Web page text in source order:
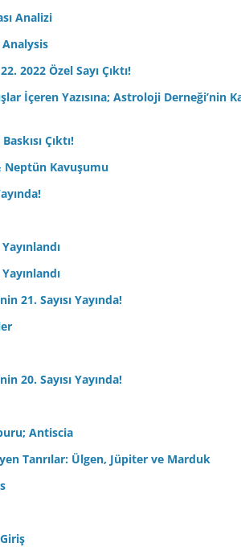
Analizi
2022 Özel Sayı Çıktı!
İçeren Yazısına; Astroloji Derneği’nin
Çıktı!
Neptün Kavuşumu
21. Sayısı Yayında!
20. Sayısı Yayında!
Antiscia
Tanrılar: Ülgen, Jüpiter ve Marduk